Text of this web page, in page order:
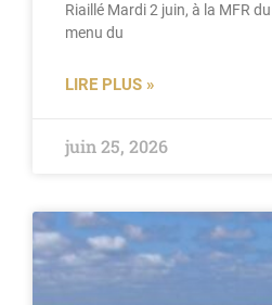
Riaillé Mardi 2 juin, à la MFR
menu du
LIRE PLUS »
juin 25, 2026